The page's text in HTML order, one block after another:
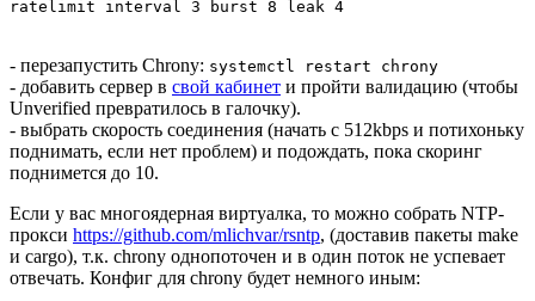
ratelimit interval 3 burst 8 leak 4
- перезапустить Chrony: systemctl restart chrony
- добавить сервер в свой кабинет и пройти валидацию (чтобы
Unverified превратилось в галочку).
- выбрать скорость соединения (начать с 512kbps и потихоньку
поднимать, если нет проблем) и подождать, пока скоринг
поднимется до 10.
Если у вас многоядерная виртуалка, то можно собрать NTP-
прокси https://github.com/mlichvar/rsntp, (доставив пакеты make
и cargo), т.к. chrony однопоточен и в один поток не успевает
отвечать. Конфиг для chrony будет немного иным: